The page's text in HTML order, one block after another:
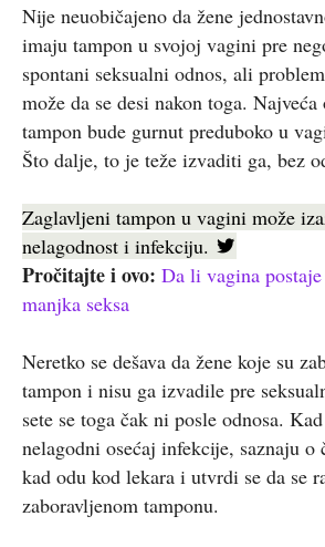
Nije neuobičajeno da žene
imaju tampon u svojoj vagini pre
spontani seksualni odnos, ali
može da se desi nakon toga. Najveća
tampon bude gurnut preduboko u
Što dalje, to je teže izvaditi ga, bez
Zaglavljeni tampon u vagini može
nelagodnost i infekciju.
Pročitajte i ovo: Da li vagina
manjka seksa
Neretko se dešava da žene koje su
tampon i nisu ga izvadile pre
sete se toga čak ni posle odnosa.
nelagodni osećaj infekcije, saznaju o
kad odu kod lekara i utvrdi se da se
zaboravljenom tamponu.